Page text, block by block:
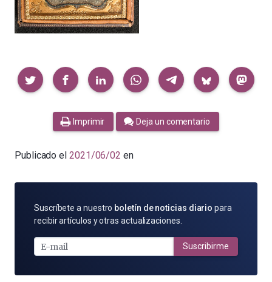
Compartir
Imprimir Deja un comentario
Publicado el 2021/06/02 en
SUSCRÍBETE
POR
MAIL
Suscríbete a nuestro boletín de noticias diario para
recibir artículos y otras actualizaciones.
Suscribirme